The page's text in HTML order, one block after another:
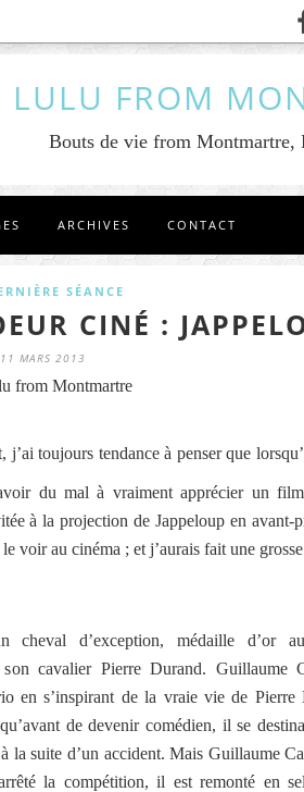
LULU FROM
Bouts de vie from Montmartre,
ARCHIVES CONTACT
SÉANCE
CINÉ :
11 MARS 2013
from Montmartre
j’ai toujours tendance à penser que
du mal à vraiment apprécier un
à la projection de Jappeloup en avant-
voir au cinéma ; et j’aurais fait une
cheval d’exception, médaille d’or
cavalier Pierre Durand. Guillaume
en s’inspirant de la vraie vie de Pierre
de devenir comédien, il se
la suite d’un accident. Mais Guillaume
la compétition, il est remonté en